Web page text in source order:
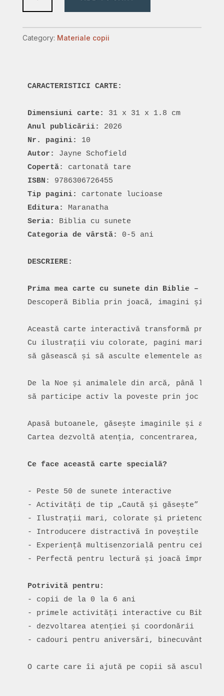
cu
sunete:
Biblie
Caută
Ascultă
quantity
Category: Materiale copii
Dimensiuni carte:
31 x 31 x 1.8 cm
Anul publicării:
Nr. pagini:
Autor:
Copertă
ISBN
Tip pagini:
Editura:
Maranatha
Seria:
Categoria de vârstă: 0-5 ani
Descoperă Biblia prin joacă, imagini și
Această carte interactivă transformă
Cu ilustrații viu colorate, pagini mari și
să găsească și să asculte elementele
De la Noe și animalele din arcă, până la
să participe activ la poveste prin joc și
Apasă butoanele, găsește imaginile și
Cartea dezvoltă atenția, concentrarea,
- Peste 50 de sunete interactive
- Activități de tip „Caută și găsește” pe
- Ilustrații mari, colorate și prietenoase
- Introducere distractivă în poveștile
- Experiență multisenzorială pentru cei
- Perfectă pentru lectură și joacă
- copii de la 0 la 6 ani
- primele activități interactive cu Biblia
- dezvoltarea atenției și coordonării
- cadouri pentru aniversări,
O carte care îi ajută pe copii să asculte,